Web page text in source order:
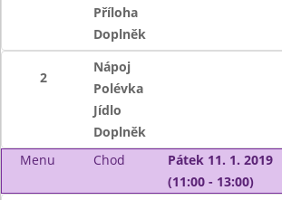
Příloha
Doplněk
2
Nápoj
Polévka
Jídlo
Doplněk
Menu
Chod
Pátek 11. 1. 2019
(11:00 - 13:00)